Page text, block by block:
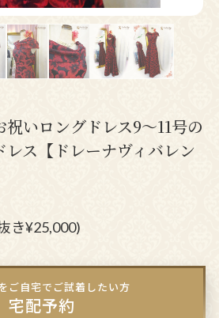
いロングドレス9〜11号の
ス【ドレーナヴィバレン
き¥25,000)
ご自宅でご試着したい方
宅配予約